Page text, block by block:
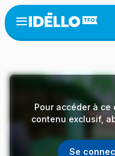
Aller
au
contenu
Open
menu
Pour accéder à
contenu exclusif,
Se